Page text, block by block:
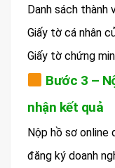
Danh sách
Giấy tờ cá nhân
Giấy tờ chứng
Bước 3 –
nhận kết quả
Nộp hồ sơ online
đăng ký doanh